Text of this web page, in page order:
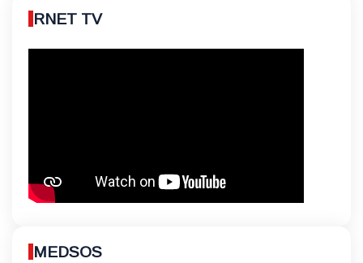
RNET TV
MEDSOS